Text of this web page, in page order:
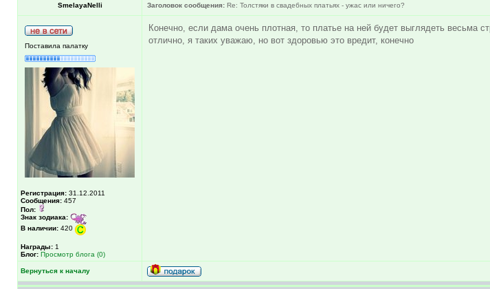
SmelayaNelli Заголовок сообщения: Re: Толстяки в свадебных платьях - ужас или ничего?
Поставила палатку
Регистрация: 31.12.2011
Сообщения: 457
Пол:
Знак зодиака:
В наличии: 420
Награды: 1
Блог: Просмотр блога (0)
Конечно, если дама очень плотная, то платье на ней будет выглядеть весьма
отлично, я таких уважаю, но вот здоровью это вредит, конечно
Вернуться к началу